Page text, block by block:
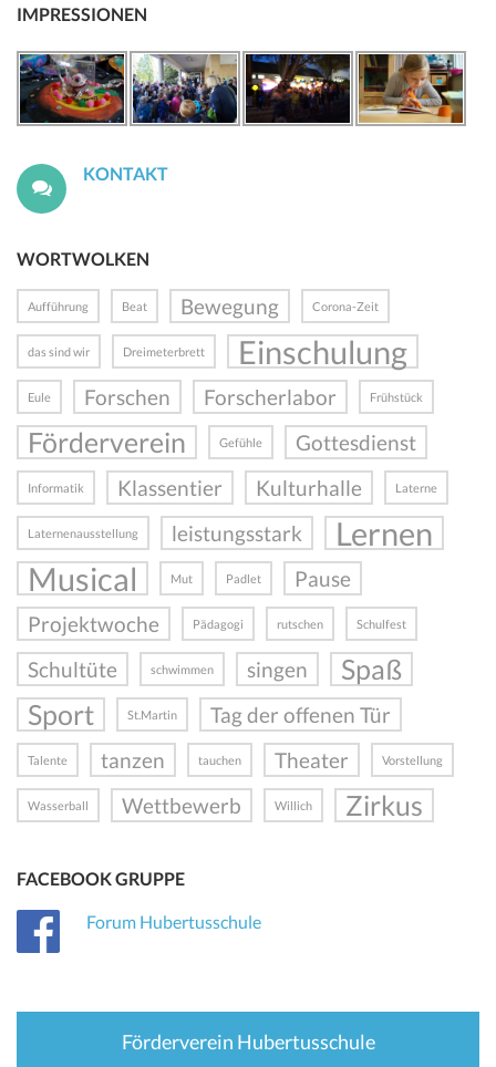
IMPRESSIONEN
KONTAKT
WORTWOLKEN
Aufführung Beat Bewegung Corona-Zeit
das sind wir Dreimeterbrett Einschulung
Eule Forschen Forscherlabor Frühstück
Förderverein Gefühle Gottesdienst
Informatik Klassentier Kulturhalle Laterne
Laternenausstellung leistungsstark
Lernen
Musical
Mut Padlet
Pause
Projektwoche
Pädagogi rutschen Schulfest
Schultüte schwimmen singen
Spaß
Sport
St.Martin Tag der offenen Tür
Talente tanzen tauchen Theater Vorstellung
Wasserball Wettbewerb Willich Zirkus
FACEBOOK GRUPPE
Forum Hubertusschule
Förderverein Hubertusschule